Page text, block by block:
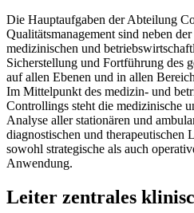
Die Hauptaufgaben der Abteilung
Qualitätsmanagement sind neben
medizinischen und
Sicherstellung und Fortführung des
auf allen Ebenen und in allen
Im Mittelpunkt des medizin- und
Controllings steht die medizinische
Analyse aller stationären und
diagnostischen und therapeutischen
sowohl strategische als auch
Anwendung.
Leiter zentrales